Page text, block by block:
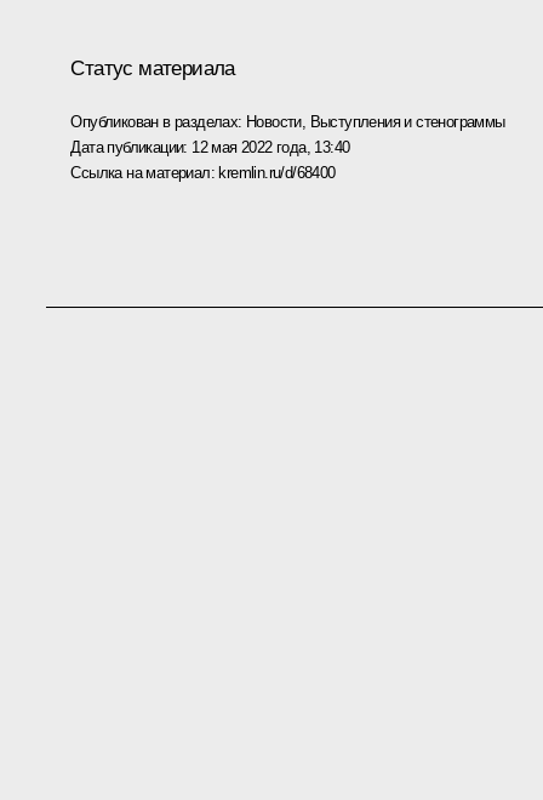
Статус материала
Опубликован в разделах: Новости, Выступления и стенограммы
Дата публикации: 12 мая 2022 года, 13:40
Ссылка на материал: kremlin.ru/d/68400